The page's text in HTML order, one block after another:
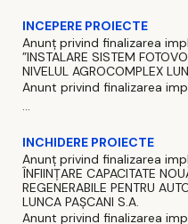
INCEPERE PROIECTE
Anunț privind finalizarea
”INSTALARE SISTEM
NIVELUL AGROCOMPLEX
Anunt privind finalizarea
...
INCHIDERE PROIECTE
Anunț privind finalizarea
ÎNFIINȚARE CAPACITATE
REGENERABILE PENTRU
LUNCA PAȘCANI S.A.
Anunt privind finalizarea